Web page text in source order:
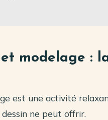
modelage :
est une activité
ne peut offrir.